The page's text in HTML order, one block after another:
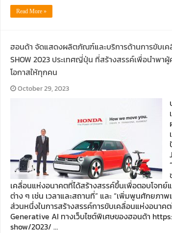
Read More »
ฮอนด้า จัดแสดงผลิตภัณฑ์และบริการด้านการขับเค
SHOW 2023 ประเทศญี่ปุ่น ที่สร้างสรรค์เพื่อนำพ
โอกาสให้ทุกคน
October 29, 2023
เคลื่อนแห่งอนาคตที่ได้สร้างสรรค์ขึ้นเพื่อตอบโจทย์
ต่าง ๆ เช่น เวลาและสถานที่” และ “เพิ่มพูนศักยภา
ส่วนหนึ่งในการสร้างสรรค์การขับเคลื่อนแห่งอนา
Generative AI ทางเว็บไซต์พิเศษของฮอนด้า
show/2023/ …